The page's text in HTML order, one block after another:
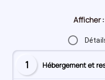
Afficher :
Secteur
numéro
1 Hébergement et